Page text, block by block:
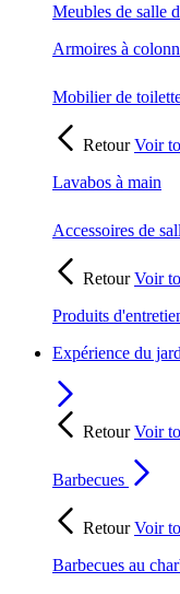
Meubles de salle
Armoires à
Mobilier de
RetourVoir
Lavabos à main
Accessoires de
RetourVoir
Produits
Expérience du
RetourVoir
Barbecues
RetourVoir
Barbecues au